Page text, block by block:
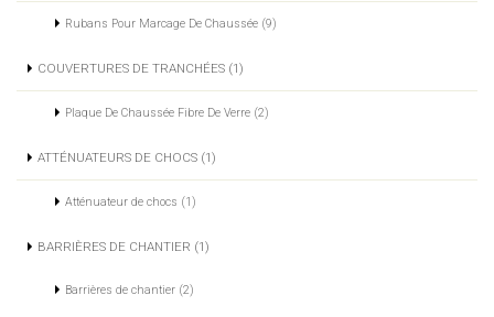
Rubans Pour Marcage De Chaussée (9)
COUVERTURES DE TRANCHÉES (1)
Plaque De Chaussée Fibre De Verre (2)
ATTÉNUATEURS DE CHOCS (1)
Atténuateur de chocs (1)
BARRIÈRES DE CHANTIER (1)
Barrières de chantier (2)